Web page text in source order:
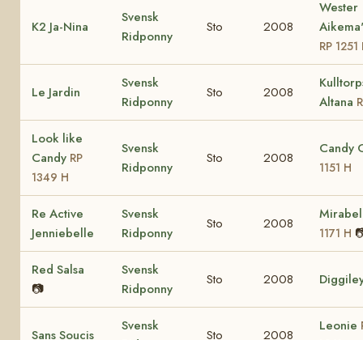
K2 Ja-Nina
Svensk
Ridponny
Sto 2008
Wester
RP 1251
Le Jardin
Svensk
Ridponny
Sto 2008
Altana
Look like
Candy RP
1349 H
Svensk
Ridponny
Sto 2008
Candy
1151 H
Re Active
Jenniebelle
Svensk
Ridponny
Sto 2008
1171 H
Red Salsa
📷
Svensk
Ridponny
Sto 2008
Sans Soucis
Svensk
Sto 2008
Leonie